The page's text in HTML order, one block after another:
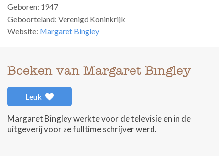
Geboren: 1947
Geboorteland: Verenigd Koninkrijk
Website: Margaret Bingley
Boeken van Margaret Bingley
Leuk
Margaret Bingley werkte voor de televisie en in de
uitgeverij voor ze fulltime schrijver werd.